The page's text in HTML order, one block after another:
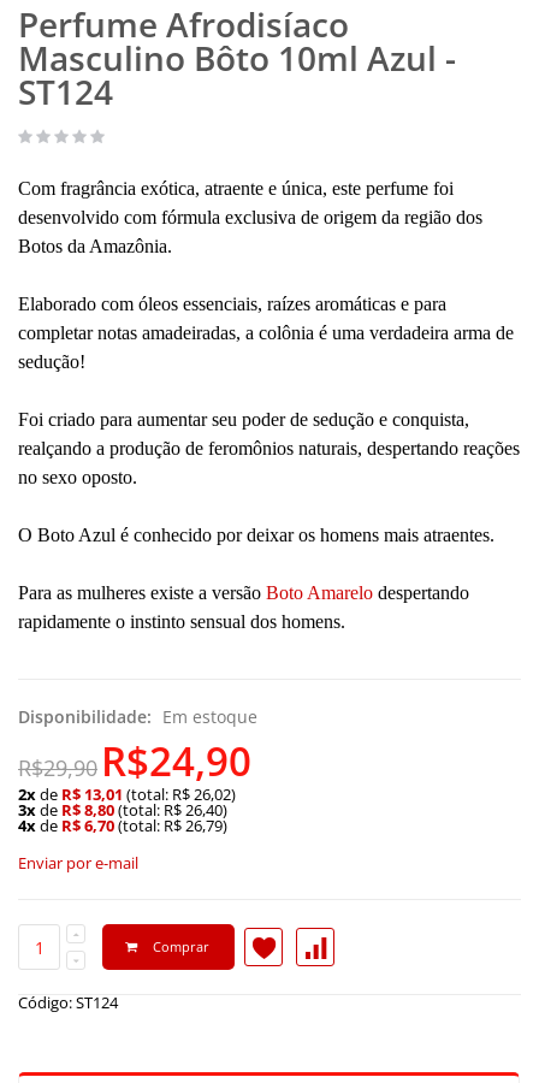
Perfume Afrodisíaco
Masculino Bôto 10ml Azul -
ST124
Com fragrância exótica, atraente e única, este perfume foi
desenvolvido com fórmula exclusiva de origem da região dos
Botos da Amazônia.
Elaborado com óleos essenciais, raízes aromáticas e para
completar notas amadeiradas, a colônia é uma verdadeira arma de
sedução!
Foi criado para aumentar seu poder de sedução e conquista,
realçando a produção de feromônios naturais, despertando reações
no sexo oposto.
O Boto Azul é conhecido por deixar os homens mais atraentes.
Para as mulheres existe a versão Boto Amarelo despertando
rapidamente o instinto sensual dos homens.
Disponibilidade: Em estoque
R$29,90 R$24,90
2xde R$ 13,01 (total: R$ 26,02)
3xde R$ 8,80(total: R$ 26,40)
4xde R$ 6,70(total: R$ 26,79)
Enviar por e-mail
Comprar
Código: ST124